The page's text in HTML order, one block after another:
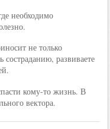
необходимо
не только
состраданию, развиваете
кому-то жизнь. В
вектора.